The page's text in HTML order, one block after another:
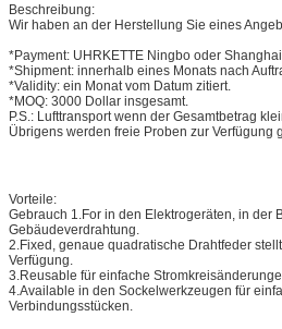
Beschreibung:
Wir haben an der Herstellung Sie eines
*Payment: UHRKETTE Ningbo oder
*Shipment: innerhalb eines Monats nach
*Validity: ein Monat vom Datum zitiert.
*MOQ: 3000 Dollar insgesamt.
P.S.: Lufttransport wenn der Gesamtbetrag
Übrigens werden freie Proben zur Verfügung
Vorteile:
Gebrauch 1.For in den Elektrogeräten, in der
Gebäudeverdrahtung.
2.Fixed, genaue quadratische Drahtfeder
Verfügung.
3.Reusable für einfache
4.Available in den Sockelwerkzeugen für
Verbindungsstücken.